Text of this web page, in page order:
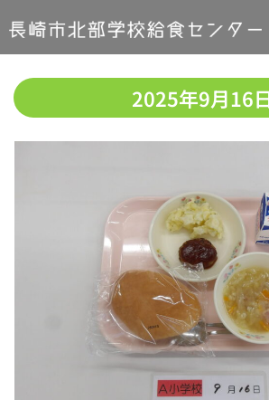
2025年9月16